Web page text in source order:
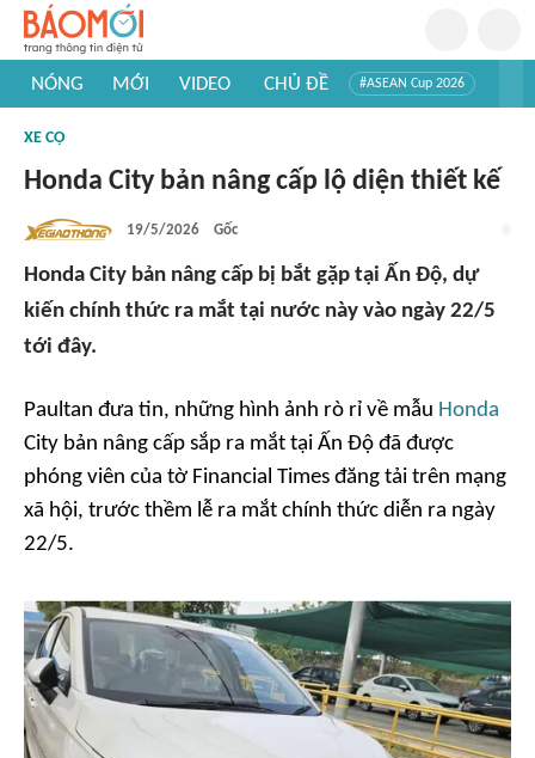
NÓNG MỚI VIDEO CHỦ ĐỀ #ASEAN Cup 2026
#Khám phá thế giới
XE CỘ
Honda City bản nâng cấp lộ diện thiết kế
19/5/2026 Gốc
Honda City bản nâng cấp bị bắt gặp tại Ấn Độ, dự
kiến chính thức ra mắt tại nước này vào ngày 22/5
tới đây.
Paultan đưa tin, những hình ảnh rò rỉ về mẫu Honda
City bản nâng cấp sắp ra mắt tại Ấn Độ đã được
phóng viên của tờ Financial Times đăng tải trên mạng
xã hội, trước thềm lễ ra mắt chính thức diễn ra ngày
22/5.